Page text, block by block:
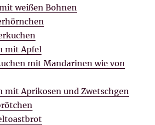
weißen Bohnen
mit Apfel
mit Mandarinen wie von
mit Aprikosen und Zwetschgen